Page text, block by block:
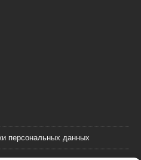
персональных данных